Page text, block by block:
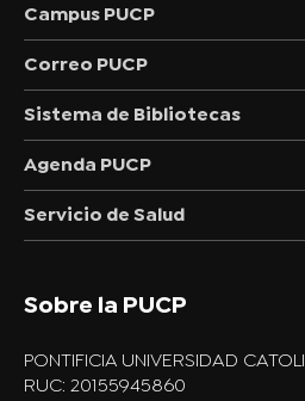
Campus PUCP
Correo PUCP
Sistema de Bibliotecas
Agenda PUCP
Servicio de Salud
Sobre la PUCP
PONTIFICIA UNIVERSIDAD
RUC: 20155945860